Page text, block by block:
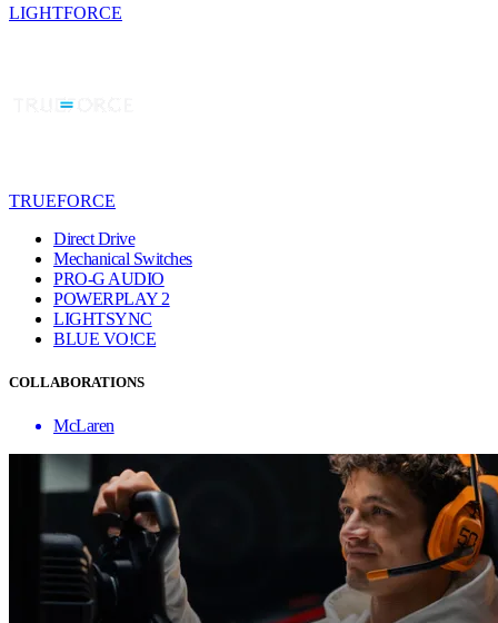
LIGHTFORCE
TRUEFORCE
Direct Drive
Mechanical Switches
PRO-G AUDIO
POWERPLAY 2
LIGHTSYNC
BLUE VO!CE
COLLABORATIONS
McLaren